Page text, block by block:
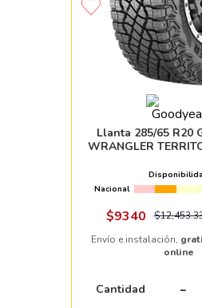
Llanta 285/65 R20
WRANGLER
Nacional
$9340 $12,453.
Envío e instalación,
online
Cantidad －